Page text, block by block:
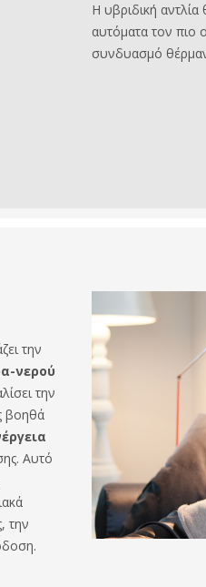
Η υβριδική
αυτόματα τον πιο
συνδυασμό
την
νερού
την
βοηθά
Αυτό
την